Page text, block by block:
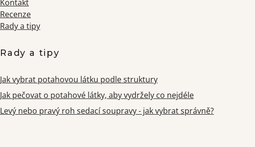
Kontakt
Recenze
Rady a tipy
Rady a tipy
Jak vybrat potahovou látku podle struktury
Jak pečovat o potahové látky, aby vydržely co nejdéle
Levý nebo pravý roh sedací soupravy - jak vybrat správně?